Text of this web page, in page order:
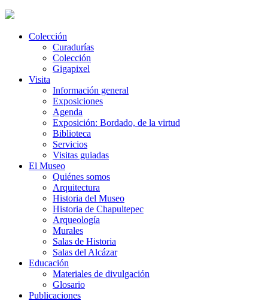
Colección
Curadurías
Colección
Gigapixel
Visita
Información general
Exposiciones
Agenda
Exposición: Bordado, de la virtud
Biblioteca
Servicios
Visitas guiadas
El Museo
Quiénes somos
Arquitectura
Historia del Museo
Historia de Chapultepec
Arqueología
Murales
Salas de Historia
Salas del Alcázar
Educación
Materiales de divulgación
Glosario
Publicaciones